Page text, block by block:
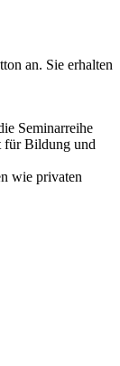
an. Sie erhalten
Seminarreihe
für Bildung und
wie privaten